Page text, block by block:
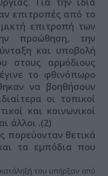
επιτροπές από το
επιτροπή των
προώθηση, την
και υποβολή
στους αρμόδιους
το φθινόπωρο
να βοηθήσουν
οι τοπικοί
και κοινωνικοί
άλλοι .(2)
πορεύονταν θετικά
τα εμπόδια που
κατάληξή του υπήρξαν από